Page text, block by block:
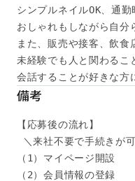
シンプルネイルOK、通勤
おしゃれもしながら自分
また、販売や接客、飲
未経験でも人と関わるこ
会話することが好きな方
備考
【応募後の流れ】
＼来社不要で手続きが
（1）マイページ開設
（2）会員情報の登録